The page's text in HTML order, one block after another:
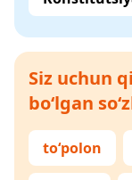
Siz uchun
bo‘lgan
to‘polon